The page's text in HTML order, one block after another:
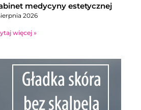
medycyny estetycznej
2026
więcej »